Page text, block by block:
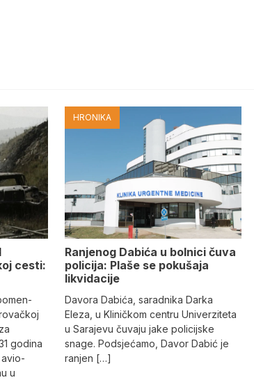
cesti:
godina
u
HRONIKA
Ranjenog Dabića u bolnici čuva
policija: Plaše se pokušaja
likvidacije
Davora Dabića, saradnika Darka
Eleza, u Kliničkom centru Univerziteta
u Sarajevu čuvaju jake policijske
snage. Podsjećamo, Davor Dabić je
ranjen […]